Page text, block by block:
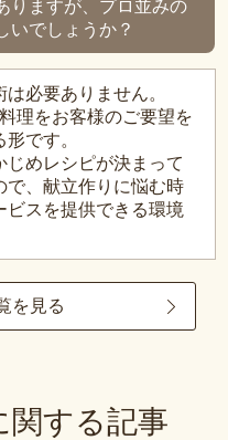
りますが、プロ並みの
いでしょうか？
必要ありません。
理をお客様のご要望を
です。
めレシピが決まって
で、献立作りに悩む時
ビスを提供できる環境
を見る
関する記事